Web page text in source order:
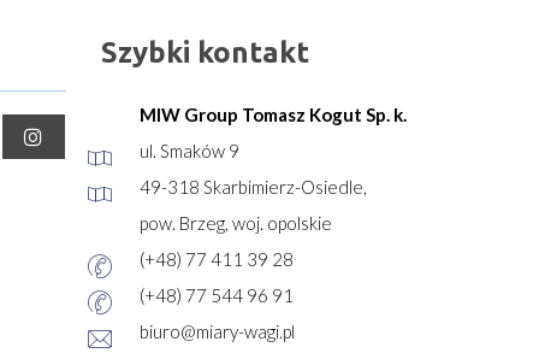
Szybki kontakt
MIW Group Tomasz Kogut Sp. k.
ul. Smaków 9
49-318 Skarbimierz-Osiedle,
pow. Brzeg, woj. opolskie
(+48) 77 411 39 28
(+48) 77 544 96 91
biuro@miary-wagi.pl